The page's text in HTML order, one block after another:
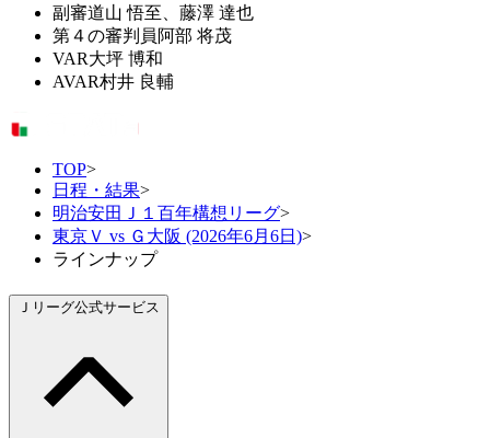
副審道山 悟至、藤澤 達也
第４の審判員 阿部 将茂
VAR大坪 博和
AVAR村井 良輔
TOP>
日程・結果>
明治安田Ｊ１百年構想リーグ>
東京Ｖ vs Ｇ大阪 (2026年6月6日)>
ラインナップ
Ｊリーグ公式サービス